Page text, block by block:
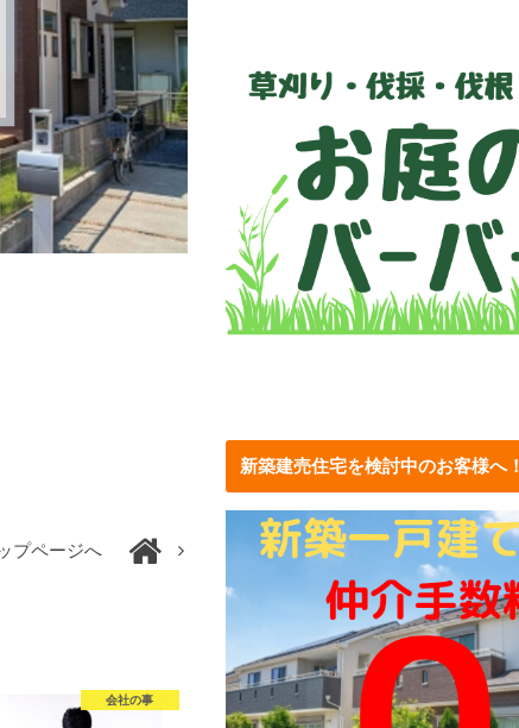
プページへ
会社の事
新築建売住宅を検討中のお客様へ！